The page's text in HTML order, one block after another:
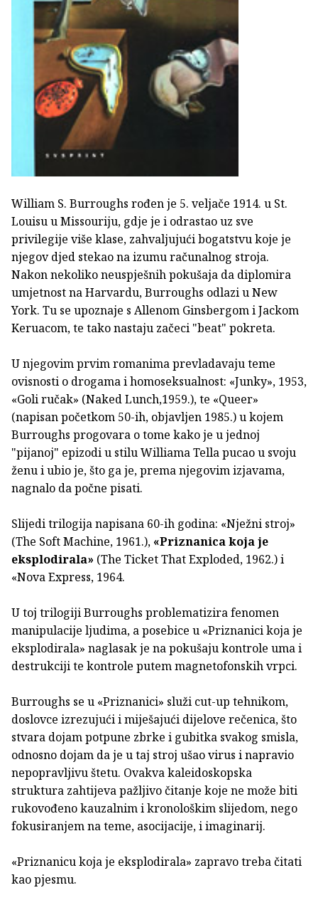
William S. Burroughs rođen je 5. veljače 1914. u St.
Louisu u Missouriju, gdje je i odrastao uz sve
privilegije više klase, zahvaljujući bogatstvu koje je
njegov djed stekao na izumu računalnog stroja.
Nakon nekoliko neuspješnih pokušaja da diplomira
umjetnost na Harvardu, Burroughs odlazi u New
York. Tu se upoznaje s Allenom Ginsbergom i Jackom
Keruacom, te tako nastaju začeci "beat" pokreta.
U njegovim prvim romanima prevladavaju teme
ovisnosti o drogama i homoseksualnost: «Junky», 1953,
«Goli ručak» (Naked Lunch,1959.), te «Queer»
(napisan početkom 50-ih, objavljen 1985.) u kojem
Burroughs progovara o tome kako je u jednoj
"pijanoj" epizodi u stilu Williama Tella pucao u svoju
ženu i ubio je, što ga je, prema njegovim izjavama,
nagnalo da počne pisati.
Slijedi trilogija napisana 60-ih godina: «Nježni stroj»
(The Soft Machine, 1961.), «Priznanica koja je
eksplodirala» (The Ticket That Exploded, 1962.) i
«Nova Express, 1964.
U toj trilogiji Burroughs problematizira fenomen
manipulacije ljudima, a posebice u «Priznanici koja je
eksplodirala» naglasak je na pokušaju kontrole uma i
destrukciji te kontrole putem magnetofonskih vrpci.
Burroughs se u «Priznanici» služi cut-up tehnikom,
doslovce izrezujući i miješajući dijelove rečenica, što
stvara dojam potpune zbrke i gubitka svakog smisla,
odnosno dojam da je u taj stroj ušao virus i napravio
nepopravljivu štetu. Ovakva kaleidoskopska
struktura zahtijeva pažljivo čitanje koje ne može biti
rukovođeno kauzalnim i kronološkim slijedom, nego
fokusiranjem na teme, asocijacije, i imaginarij.
«Priznanicu koja je eksplodirala» zapravo treba čitati
kao pjesmu.